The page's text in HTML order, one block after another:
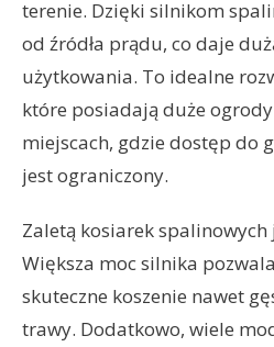
terenie. Dzięki silnikom
od źródła prądu, co daje
użytkowania. To idealne
które posiadają duże
miejscach, gdzie dostęp do
jest ograniczony.
Zaletą kosiarek spalinowych
Większa moc silnika
skuteczne koszenie nawet
trawy. Dodatkowo, wiele